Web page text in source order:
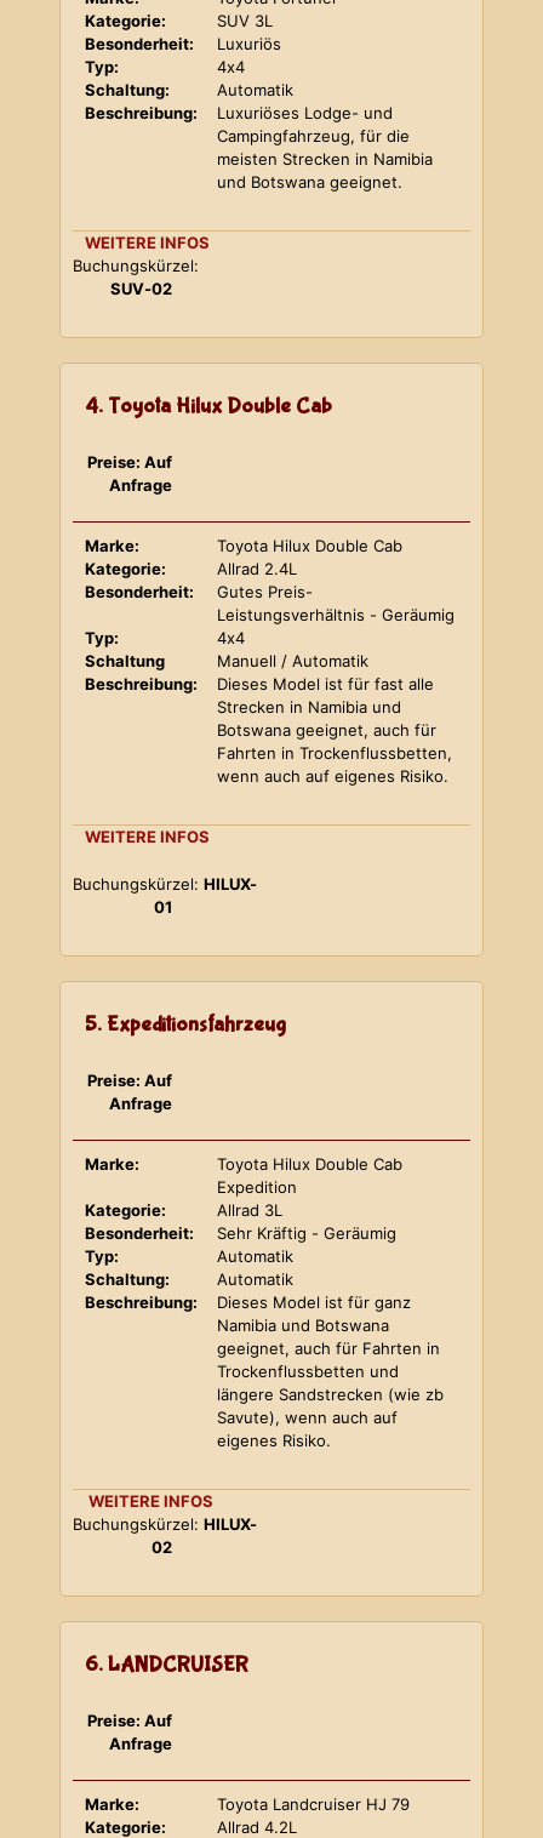
Kategorie:
SUV 3L
Besonderheit:
Luxuriös
Typ:
4x4
Schaltung:
Automatik
Beschreibung:
Luxuriöses Lodge- und
Campingfahrzeug, für die
meisten Strecken in Namibia
und Botswana geeignet.
WEITERE INFOS
Buchungskürzel:
SUV-02
4. Toyota Hilux Double Cab
Preise: Auf
Anfrage
Marke:
Toyota Hilux Double Cab
Kategorie:
Allrad 2.4L
Besonderheit:
Gutes Preis-
Leistungsverhältnis - Geräumig
Typ:
4x4
Schaltung
Manuell / Automatik
Beschreibung:
Dieses Model ist für fast alle
Strecken in Namibia und
Botswana geeignet, auch für
Fahrten in Trockenflussbetten,
wenn auch auf eigenes Risiko.
WEITERE INFOS
Buchungskürzel: HILUX-
01
5. Expeditionsfahrzeug
Preise: Auf
Anfrage
Marke:
Toyota Hilux Double Cab
Expedition
Kategorie:
Allrad 3L
Besonderheit:
Sehr Kräftig - Geräumig
Typ:
Automatik
Schaltung:
Automatik
Beschreibung:
Dieses Model ist für ganz
Namibia und Botswana
geeignet, auch für Fahrten in
Trockenflussbetten und
längere Sandstrecken (wie zb
Savute), wenn auch auf
eigenes Risiko.
WEITERE INFOS
Buchungskürzel: HILUX-
02
6. LANDCRUISER
Preise: Auf
Anfrage
Marke:
Toyota Landcruiser HJ 79
Kategorie:
Allrad 4.2L